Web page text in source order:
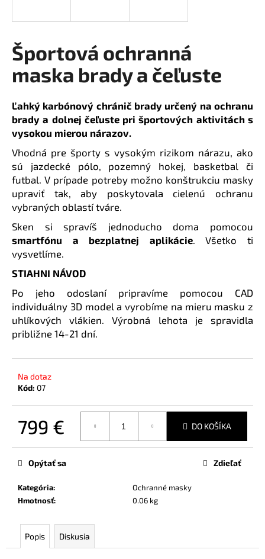
Športová ochranná
maska brady a čeľuste
Ľahký karbónový chránič brady určený na ochranu
brady a dolnej čeľuste pri športových aktivitách s
vysokou mierou nárazov.
Vhodná pre športy s vysokým rizikom nárazu, ako
sú jazdecké pólo, pozemný hokej, basketbal či
futbal. V prípade potreby možno konštrukciu masky
upraviť tak, aby poskytovala cielenú ochranu
vybraných oblastí tváre.
Sken si spravíš jednoducho doma pomocou
smartfónu a bezplatnej aplikácie.Všetko ti
vysvetlíme.
STIAHNI NÁVOD
Po jeho odoslaní pripravíme pomocou CAD
individuálny 3D model a vyrobíme na mieru masku z
uhlíkových vlákien. Výrobná lehota je spravidla
približne 14-21 dní.
Na dotaz
Kód: 07
799 € DO KOŠÍKA
Kategória:
Ochranné masky
Hmotnosť: 0.06 kg
Opýtať sa Zdieľať
Popis Diskusia
s
ť
?
HĽADAŤ
O
d
p
o
r
ú
č
a
m
e
FUTBALOVÉ
CARBON
DIAMOND
BLACK
PERSONALIZOVANÉ
89